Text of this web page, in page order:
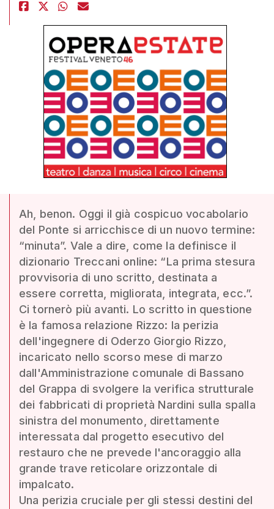
Ah, benon. Oggi il già cospicuo vocabolario
del Ponte si arricchisce di un nuovo termine:
“minuta”. Vale a dire, come la definisce il
dizionario Treccani online: “La prima stesura
provvisoria di uno scritto, destinata a
essere corretta, migliorata, integrata, ecc.”.
Ci tornerò più avanti. Lo scritto in questione
è la famosa relazione Rizzo: la perizia
dell'ingegnere di Oderzo Giorgio Rizzo,
incaricato nello scorso mese di marzo
dall'Amministrazione comunale di Bassano
del Grappa di svolgere la verifica strutturale
dei fabbricati di proprietà Nardini sulla spalla
sinistra del monumento, direttamente
interessata dal progetto esecutivo del
restauro che ne prevede l'ancoraggio alla
grande trave reticolare orizzontale di
impalcato.
Una perizia cruciale per gli stessi destini del